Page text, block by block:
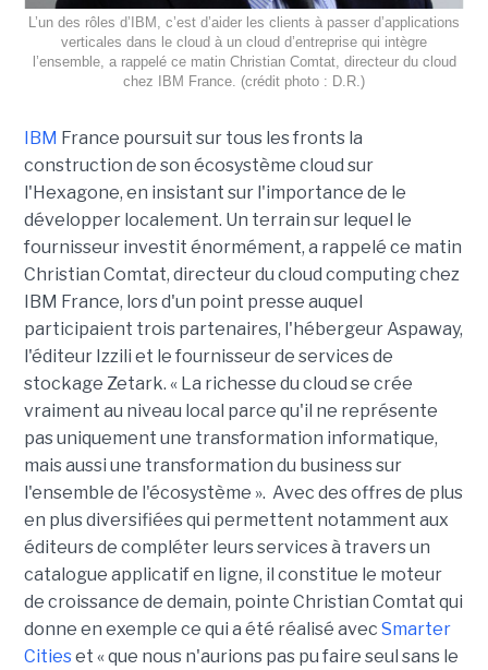
L’un des rôles d’IBM, c’est d’aider les clients à passer d’applications
verticales dans le cloud à un cloud d’entreprise qui intègre
l’ensemble, a rappelé ce matin Christian Comtat, directeur du cloud
chez IBM France. (crédit photo : D.R.)
IBM France poursuit sur tous les fronts la
construction de son écosystème cloud sur
l'Hexagone, en insistant sur l'importance de le
développer localement. Un terrain sur lequel le
fournisseur investit énormément, a rappelé ce matin
Christian Comtat, directeur du cloud computing chez
IBM France, lors d'un point presse auquel
participaient trois partenaires, l'hébergeur Aspaway,
l'éditeur Izzili et le fournisseur de services de
stockage Zetark. « La richesse du cloud se crée
vraiment au niveau local parce qu'il ne représente
pas uniquement une transformation informatique,
mais aussi une transformation du business sur
l'ensemble de l'écosystème ». Avec des offres de plus
en plus diversifiées qui permettent notamment aux
éditeurs de compléter leurs services à travers un
catalogue applicatif en ligne, il constitue le moteur
de croissance de demain, pointe Christian Comtat qui
donne en exemple ce qui a été réalisé avec Smarter
Citieset « que nous n'aurions pas pu faire seul sans le